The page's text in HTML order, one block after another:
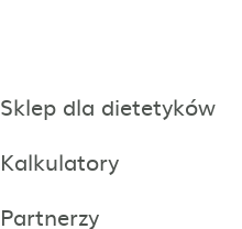
Sklep dla dietetyków
Kalkulatory
Partnerzy